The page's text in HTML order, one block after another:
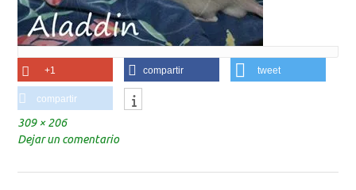
+1 compartir tweet
compartir
Tamaño
completo
309 × 206
Dejar un comentario